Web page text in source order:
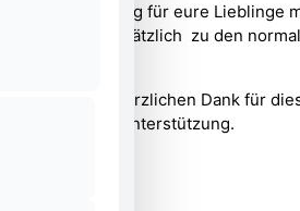
Überraschung für eure Lieblinge
natürlich zusätzlich zu den
Wir sagen herzlichen Dank für
großartige Unterstützung.